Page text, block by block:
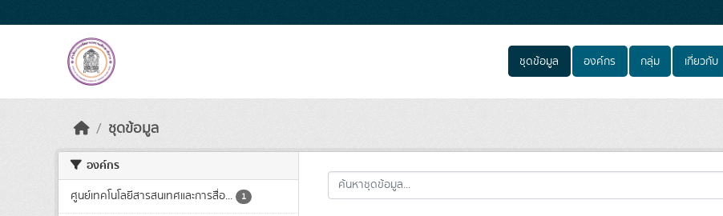
ชุดข้อมูล องค์กร กลุ่ม เกี่ยวกับ
ชุดข้อมูล
องค์กร
ศูนย์เทคโนโลยีสารสนเทศและการสื่อ... 1